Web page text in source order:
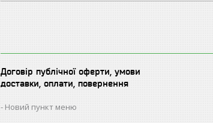
Договір публічної оферти, умови
доставки, оплати, повернення
Новий пункт меню